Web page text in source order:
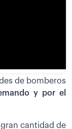
de bomberos
y por el
cantidad de